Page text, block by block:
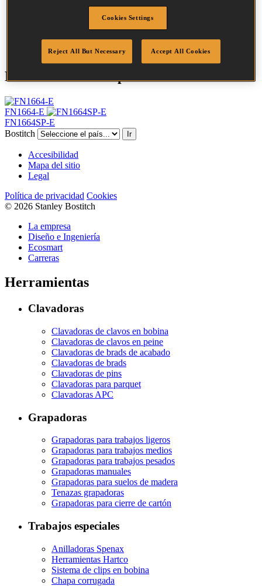
25 mm
Cantidad por caja 5000
Herramientas compatibles
FN1664-E
FN1664SP-E
Bostitch
Ir
Accesibilidad
Mapa del sitio
Legal
Política de privacidad Cookies
© 2026 Stanley Bostitch
La empresa
Diseño e Ingeniería
Ecosmart
Carreras
Herramientas
Clavadoras
Clavadoras de clavos en bobina
Clavadoras de clavos en peine
Clavadoras de brads de acabado
Clavadoras de brads
Clavadoras de pins
Clavadoras para parquet
Clavadoras APC
Grapadoras
Grapadoras para trabajos ligeros
Grapadoras para trabajos medios
Grapadoras para trabajos pesados
Grapadoras manuales
Grapadoras para suelos de madera
Tenazas grapadoras
Grapadoras para cierre de cartón
Trabajos especiales
Anilladoras Spenax
Herramientas Hartco
Sistema de clips en bobina
Chapa corrugada
Cookies Settings
Reject All But Necessary Accept All Cookies